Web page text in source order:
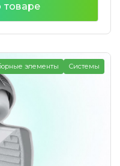
элементы Системы